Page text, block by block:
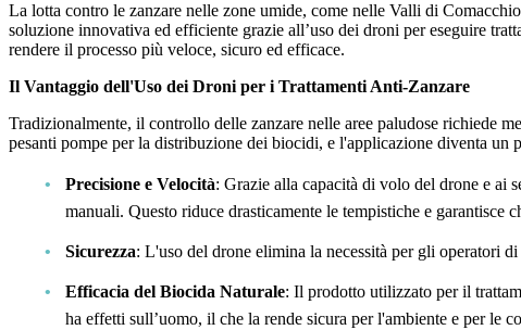
La lotta contro le zanzare nelle zone umide, come nelle Valli di
soluzione innovativa ed efficiente grazie all’uso dei droni per eseguire
rendere il processo più veloce, sicuro ed efficace.
Il Vantaggio dell'Uso dei Droni per i Trattamenti Anti-Zanzare
Tradizionalmente, il controllo delle zanzare nelle aree paludose richiede
pesanti pompe per la distribuzione dei biocidi, e l'applicazione diventa
Precisione e Velocità: Grazie alla capacità di volo del drone e ai
manuali. Questo riduce drasticamente le tempistiche e garantisce
Sicurezza: L'uso del drone elimina la necessità per gli operatori
Efficacia del Biocida Naturale: Il prodotto utilizzato per il
ha effetti sull’uomo, il che la rende sicura per l'ambiente e per le